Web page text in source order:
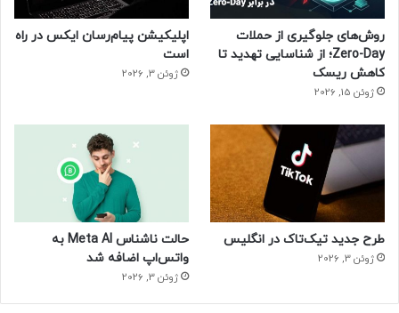
روش‌های جلوگیری از حملات
Zero-Day؛ از شناسایی تهدید تا
کاهش ریسک
ژوئن 15, 2026
اپلیکیشن پیام‌رسان ایکس در راه
است
ژوئن 3, 2026
طرح جدید تیک‌تاک در انگلیس
ژوئن 3, 2026
حالت ناشناس Meta AI به
واتس‌اپ اضافه شد
ژوئن 3, 2026